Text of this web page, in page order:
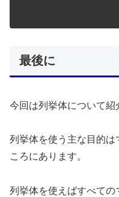
最後に
今回は列挙体について紹
列挙体を使う主な目的は
ころにあります。
列挙体を使えばすべての